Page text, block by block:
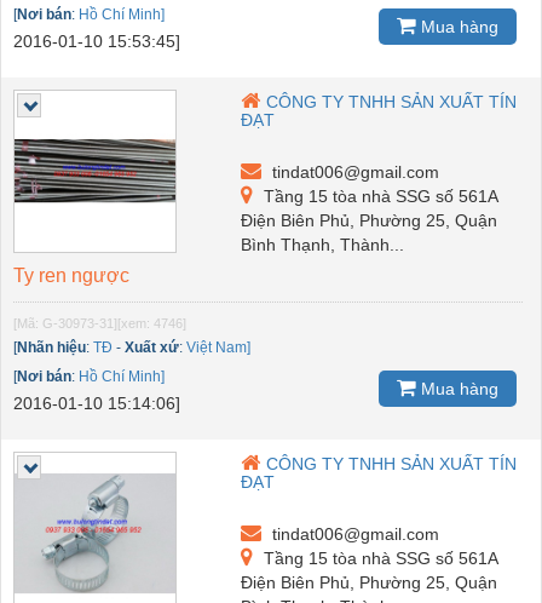
[Nơi bán: Hồ Chí Minh]
2016-01-10 15:53:45]
Mua hàng
CÔNG TY TNHH SẢN XUẤT TÍN
ĐẠT
tindat006@gmail.com
Tầng 15 tòa nhà SSG số 561A
Điện Biên Phủ, Phường 25, Quận
Bình Thạnh, Thành...
Ty ren ngược
[Mã: G-30973-31][xem: 4746]
[Nhãn hiệu: TĐ - Xuất xứ: Việt Nam]
[Nơi bán: Hồ Chí Minh]
2016-01-10 15:14:06]
Mua hàng
CÔNG TY TNHH SẢN XUẤT TÍN
ĐẠT
tindat006@gmail.com
Tầng 15 tòa nhà SSG số 561A
Điện Biên Phủ, Phường 25, Quận